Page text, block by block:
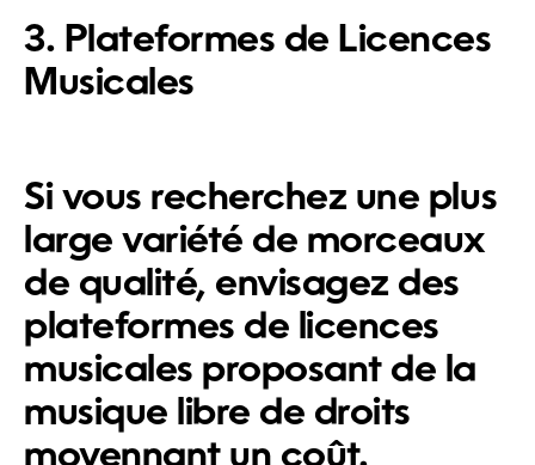
3. Plateformes de Licences
Musicales
Si vous recherchez une plus
large variété de morceaux
de qualité, envisagez des
plateformes de licences
musicales proposant de la
musique libre de droits
moyennant un coût.